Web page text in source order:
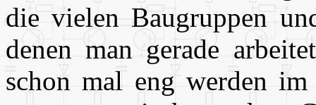
die vielen Baugruppen
denen man gerade
schon mal eng werden